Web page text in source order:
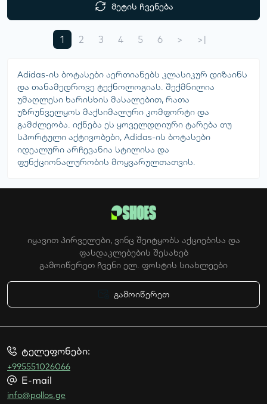
მეტის ჩვენება
1 2 3 4 5 6 > >|
Adidas-ის ბოტასები აერთიანებს კლასიკურ დიზაინს
და თანამედროვე ტექნოლოგიას. შექმნილია
უმაღლესი ხარისხის მასალებით, რათა
უზრუნველყოს მაქსიმალური კომფორტი და
გამძლეობა. იქნება ეს ყოველდღიური ტარება თუ
სპორტული აქტივობები, Adidas-ის ბოტასები
იდეალური არჩევანია სტილისა და
ფუნქციონალურობის მოყვარულთათვის.
იყავით პირველები, ვინც შეიტყობს აქციებისა და
ფასდაკლებების შესახებ
გამოიწერეთ ჩვენი ელ. ფოსტის სიახლეები
გამოიწერეთ
ტელეფონები:
+995551026066
E-mail
info@pollos.ge